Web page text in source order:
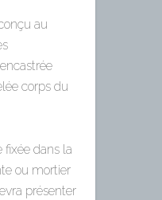
au
corps du
fixée dans la
ou mortier
présenter